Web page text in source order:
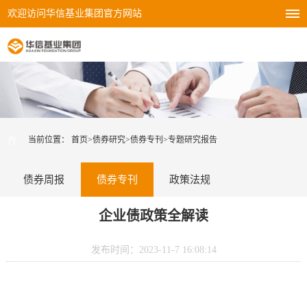
欢迎访问华信基业集团官方网站
当前位置：首页>债券研究>债券专刊>专题研究报告
债券周报 债券专刊 政策法规
企业债政策全解读
发布时间：2023-11-7 16:08:14